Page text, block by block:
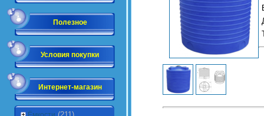
Полезное
Условия покупки
Интернет-магазин